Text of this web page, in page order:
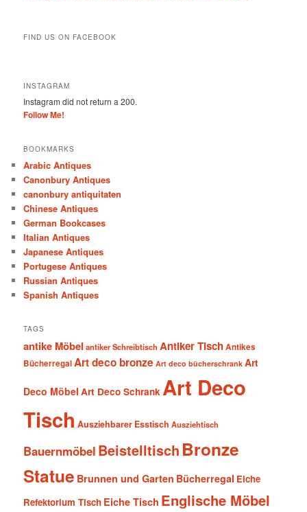
FIND US ON FACEBOOK
INSTAGRAM
Instagram did not return a 200.
Follow Me!
BOOKMARKS
Arabic Antiques
Canonbury Antiques
canonbury antiquitaten
Chinese Antiques
German Bookcases
Italian Antiques
Japanese Antiques
Portugese Antiques
Russian Antiques
Spanish Antiques
TAGS
antike Möbel antiker Schreibtisch Antiker TischAntikes
BücherregalArt deco bronze Art deco bücherschrank Art
Deco Möbel Art Deco Schrank Art Deco
Tisch Ausziehbarer Esstisch Ausziehtisch
Bauernmöbel Beistelltisch Bronze
Statue Brunnen und Garten Bücherregal Eiche
Refektorium Tisch Eiche Tisch Englische Möbel